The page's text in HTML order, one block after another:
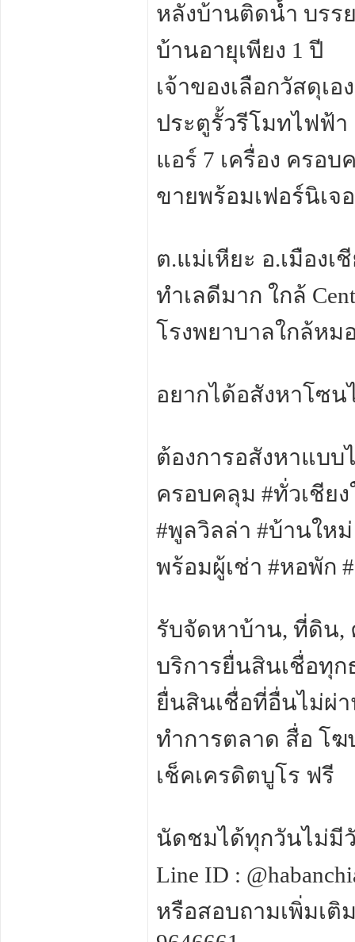
หลังบ้านติดน้ำ บรร
บ้านอายุเพียง 1 ปี
เจ้าของเลือกวัสดุเ
ประตูรั้วรีโมทไฟฟ้า
แอร์ 7 เครื่อง ครอบ
ขายพร้อมเฟอร์นิเจ
ต.แม่เหียะ อ.เมือง
ทำเลดีมาก ใกล้
โรงพยาบาลใกล้หม
อยากได้อสังหาโซน
ต้องการอสังหาแบบ
ครอบคลุม #ทั่วเชีย
#พูลวิลล่า #บ้านให
พร้อมผู้เช่า #หอพัก
รับจัดหาบ้าน, ที่ดิน,
บริการยื่นสินเชื่อทุ
ยื่นสินเชื่อที่อื่นไม่ผ่
ทำการตลาด สื่อ โ
เช็คเครดิตบูโร ฟรี
นัดชมได้ทุกวันไม่มี
Line ID :
หรือสอบถามเพิ่มเติม